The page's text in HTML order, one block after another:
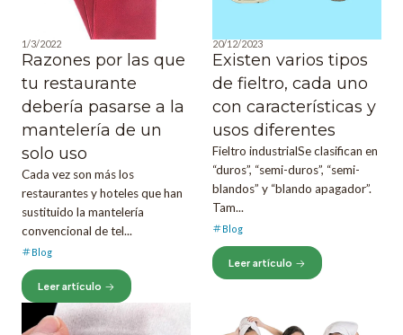
1/3/2022
Razones por las que
tu restaurante
debería pasarse a la
mantelería de un
solo uso
Cada vez son más los
restaurantes y hoteles que han
sustituido la mantelería
convencional de tel...
Blog
Leer artículo
20/12/2023
Existen varios tipos
de fieltro, cada uno
con características y
usos diferentes
Fieltro industrialSe clasifican en
“duros”, “semi-duros”, “semi-
blandos” y “blando apagador”.
Tam...
Blog
Leer artículo